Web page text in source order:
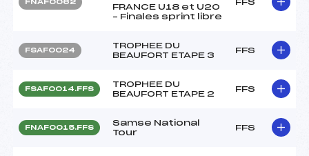
FNAF0062
FRANCE U18 et U20
– Finales sprint libre
FFS
FSAF0024
TROPHEE DU
BEAUFORT ETAPE 3
FFS
FSAF0014.FFS
TROPHEE DU
BEAUFORT ETAPE 2
FFS
FNAF0015.FFS
Samse National
Tour
FFS